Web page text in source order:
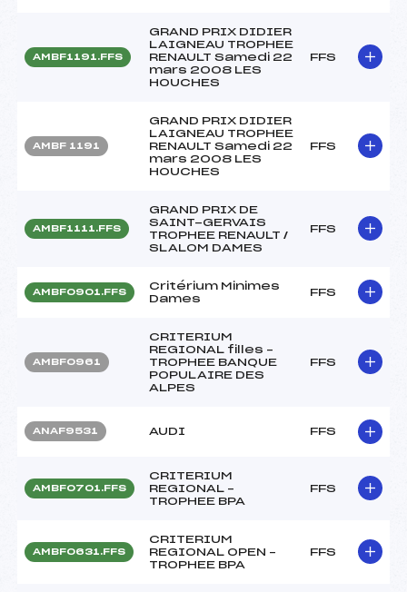
AMBF1191.FFS
GRAND PRIX DIDIER
LAIGNEAU TROPHEE
RENAULT Samedi 22
mars 2008 LES
HOUCHES
FFS
AMBF 1191
GRAND PRIX DIDIER
LAIGNEAU TROPHEE
RENAULT Samedi 22
mars 2008 LES
HOUCHES
FFS
AMBF1111.FFS
GRAND PRIX DE
SAINT-GERVAIS
TROPHEE RENAULT /
SLALOM DAMES
FFS
AMBF0901.FFS
Critérium Minimes
Dames
FFS
AMBF0961
CRITERIUM
REGIONAL filles –
TROPHEE BANQUE
POPULAIRE DES
ALPES
FFS
ANAF9531 AUDI FFS
AMBF0701.FFS
CRITERIUM
REGIONAL –
TROPHEE BPA
FFS
AMBF0631.FFS
CRITERIUM
REGIONAL OPEN –
TROPHEE BPA
FFS